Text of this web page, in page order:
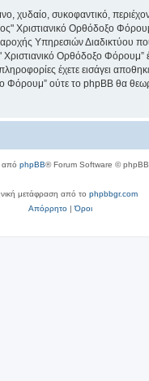
χυδαίο, συκοφαντικό,
Χριστιανικό Ορθόδοξο
Υπηρεσιών Διαδικτύου
Ορθόδοξο Φόρουμ”
έχετε εισάγει
Φόρουμ” ούτε το phpBB θα
από phpBB® Forum Software ©
μετάφραση από το phpbbgr.com
Απόρρητο|Όροι